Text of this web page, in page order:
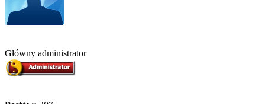
Główny administrator